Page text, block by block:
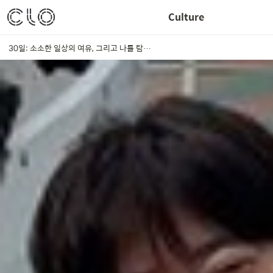
Culture
30일: 소소한 일상의 여유, 그리고 나를 탐구하는 시간